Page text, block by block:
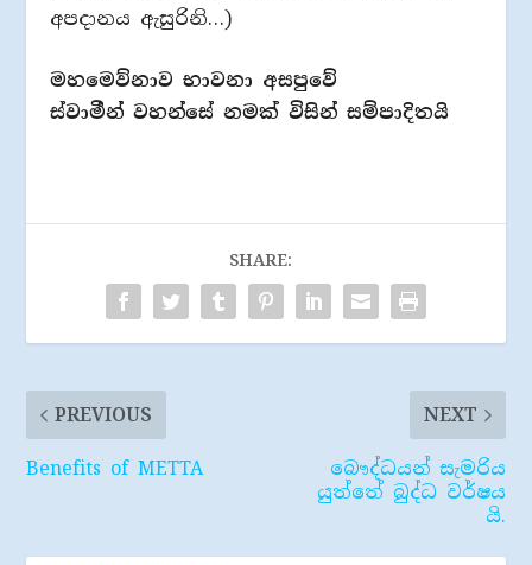
අපදානය ඇසුරිනි…)
මහමෙව්නාව භාවනා අසපුවේ
ස්වාමීන් වහන්සේ නමක් විසින් සම්පාදිතයි
SHARE:
PREVIOUS
Benefits of METTA
NEXT
බෞද්ධයන් සැමරිය
යුත්තේ බුද්ධ වර්ෂය
යි.